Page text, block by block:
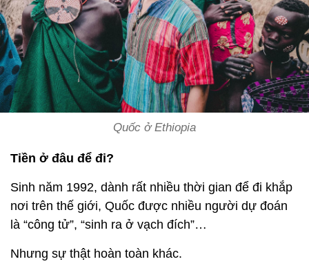
Quốc ở Ethiopia
Tiền ở đâu để đi?
Sinh năm 1992, dành rất nhiều thời gian để đi khắp
nơi trên thế giới, Quốc được nhiều người dự đoán
là “công tử”, “sinh ra ở vạch đích”…
Nhưng sự thật hoàn toàn khác.